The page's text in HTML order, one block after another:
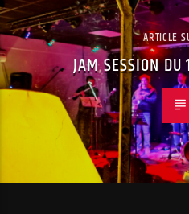
ARTICLE
JAM SESSION